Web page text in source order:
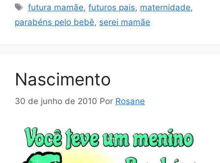
Tags
futura mamãe,futuros pais, maternidade,
parabéns pelo bebê, serei mamãe
Nascimento
30 de junho de 2010 Por Rosane